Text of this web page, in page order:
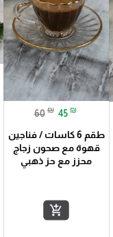
60 ₪ 45 ₪
طقم 6 كاسات / فناجين
قهوة مع صحون زجاج
محزز مع حز ذهبي
add_shopping_cart